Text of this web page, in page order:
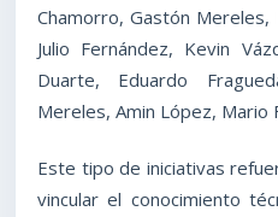
Chamorro, Gastón Mereles,
Julio Fernández, Kevin
Duarte, Eduardo
Mereles, Amin López, Mario
Este tipo de iniciativas
vincular el conocimiento